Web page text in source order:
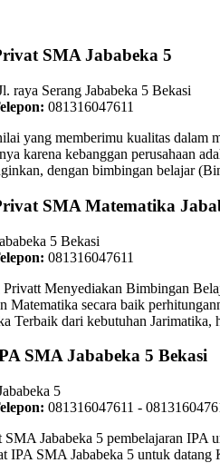
SMA Jababeka 5
raya Serang Jababeka 5 Bekasi
081316047611
yang memberimu kualitas dalam
karena kebanggan perusahaan
dengan bimbingan belajar
SMA Matematika
5 Bekasi
081316047611
Menyediakan Bimbingan
Matematika secara baik
Terbaik dari kebutuhan
SMA Jababeka 5 Bekasi
5
081316047611 -
SMA Jababeka 5 pembelajaran IPA
IPA SMA Jababeka 5 untuk datang